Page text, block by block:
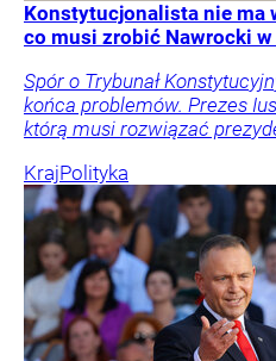
Konstytucjonalista nie ma
co musi zrobić Nawrocki
Spór o Trybunał
końca problemów. Prezes
którą musi rozwiązać
KrajPolityka